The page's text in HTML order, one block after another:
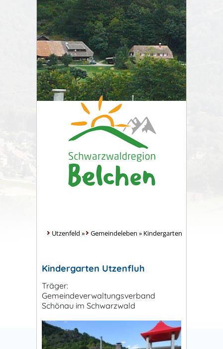
Utzenfeld » Gemeindeleben » Kindergarten
Kindergarten Utzenfluh
Träger:
Gemeindeverwaltungsverband
Schönau im Schwarzwald